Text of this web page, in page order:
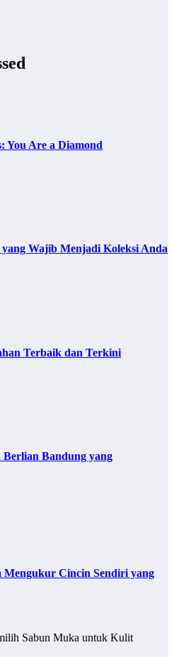
You Are a Diamond
Wajib Menjadi Koleksi Anda
Terbaik dan Terkini
Bandung yang
Cincin Sendiri yang